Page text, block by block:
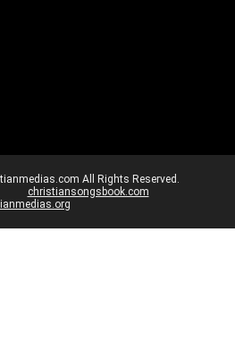
All Rights Reserved.
christiansongsbook.com